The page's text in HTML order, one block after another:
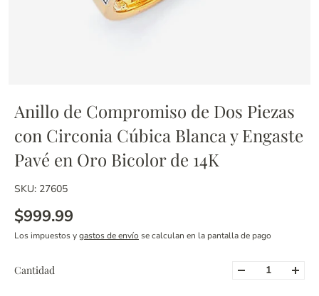
Anillo de Compromiso de Dos Piezas
con Circonia Cúbica Blanca y Engaste
Pavé en Oro Bicolor de 14K
SKU: 27605
$999.99
Los impuestos ygastos de envío se calculan en la pantalla de pago
Cantidad